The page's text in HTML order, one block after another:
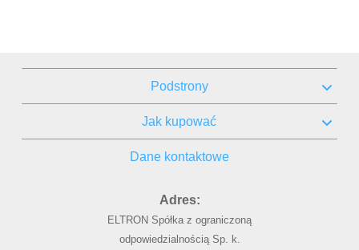
Podstrony
Jak kupować
Dane kontaktowe
Adres:
ELTRON Spółka z ograniczoną
odpowiedzialnością Sp. k.